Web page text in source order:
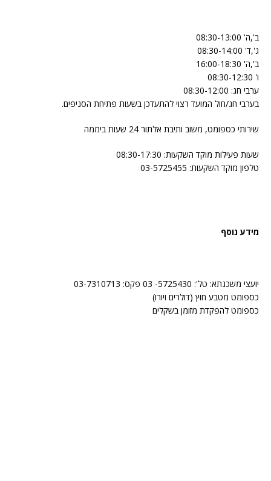
ב',ה' 08:30-13:00
ג',ד' 08:30-14:00
ב',ה' 16:00-18:30
ו' 08:30-12:30
ערבי חג: 08:30-12:00
בערבי חג/חול המועד רצוי להתעדכן בשעות פתיחת הסניפים.
שירותי כספומט, משוב ותיבת אלתור 24 שעות ביממה
שעות פעילות מוקד השקעות: 08:30-17:30
טלפון מוקד השקעות: 03-5725455
מידע נוסף
יועצי משכנתא: טל': 5725430- 03 פקס: 03-7310713
כספומט מטבע חוץ (דולרים ויורו)
כספומט להפקדת מזומן בשקלים